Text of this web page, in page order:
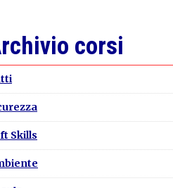
corsi
Skills